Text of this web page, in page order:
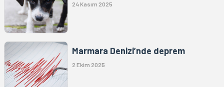
24 Kasım 2025
Marmara Denizi’nde deprem
2 Ekim 2025